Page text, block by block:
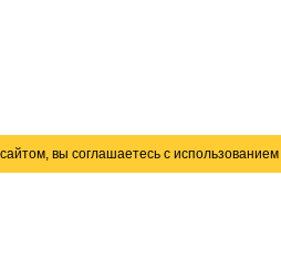
вы соглашаетесь с использованием